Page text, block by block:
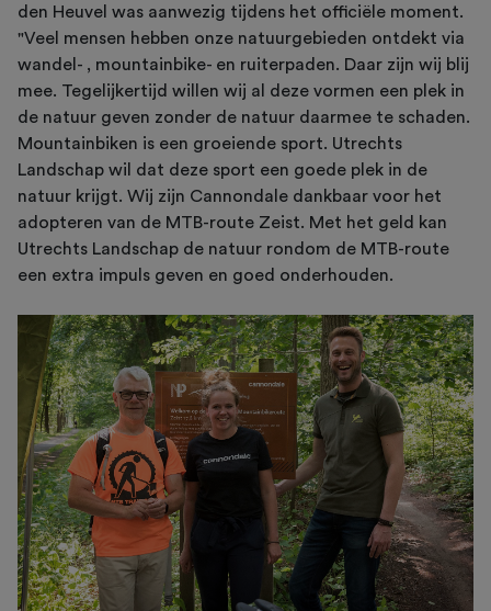
den Heuvel was aanwezig tijdens het officiële moment.
"Veel mensen hebben onze natuurgebieden ontdekt via
wandel- , mountainbike- en ruiterpaden. Daar zijn wij blij
mee. Tegelijkertijd willen wij al deze vormen een plek in
de natuur geven zonder de natuur daarmee te schaden.
Mountainbiken is een groeiende sport. Utrechts
Landschap wil dat deze sport een goede plek in de
natuur krijgt. Wij zijn Cannondale dankbaar voor het
adopteren van de MTB-route Zeist. Met het geld kan
Utrechts Landschap de natuur rondom de MTB-route
een extra impuls geven en goed onderhouden.